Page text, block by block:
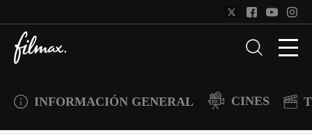
INFORMACIÓN GENERAL CINES